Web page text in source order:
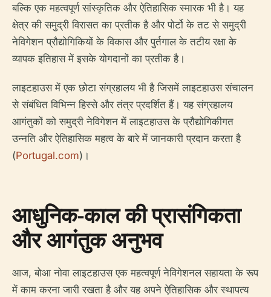
बल्कि एक महत्वपूर्ण सांस्कृतिक और ऐतिहासिक स्मारक भी है। यह
क्षेत्र की समुद्री विरासत का प्रतीक है और पोर्टो के तट से समुद्री
नेविगेशन प्रौद्योगिकियों के विकास और पुर्तगाल के तटीय रक्षा के
व्यापक इतिहास में इसके योगदानों का प्रतीक है।
लाइटहाउस में एक छोटा संग्रहालय भी है जिसमें लाइटहाउस संचालन
से संबंधित विभिन्न हिस्से और तंत्र प्रदर्शित हैं। यह संग्रहालय
आगंतुकों को समुद्री नेविगेशन में लाइटहाउस के प्रौद्योगिकीगत
उन्नति और ऐतिहासिक महत्व के बारे में जानकारी प्रदान करता है
(Portugal.com)।
आधुनिक-काल की प्रासंगिकता
और आगंतुक अनुभव
आज, बोआ नोवा लाइटहाउस एक महत्वपूर्ण नेविगेशनल सहायता के रूप
में काम करना जारी रखता है और यह अपने ऐतिहासिक और स्थापत्य